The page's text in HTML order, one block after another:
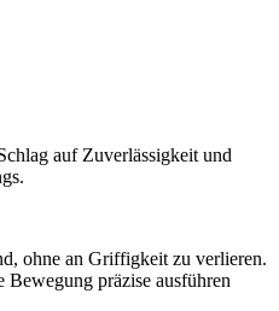
auf Zuverlässigkeit und
ohne an Griffigkeit zu verlieren.
präzise ausführen